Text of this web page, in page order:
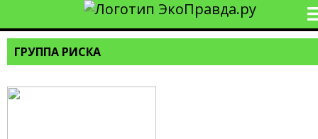
ГРУППА РИСКА